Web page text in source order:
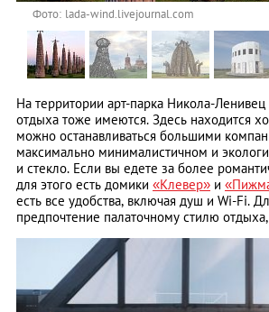
Фото: lada-wind.livejournal.com
На территории арт-парка Никола-
отдыха тоже имеются. Здесь находится
можно останавливаться большими
максимально минималистичном и
и стекло. Если вы едете за более
для этого есть домики «Клевер» и
есть все удобства, включая душ и Wi-Fi.
предпочтение палаточному стилю